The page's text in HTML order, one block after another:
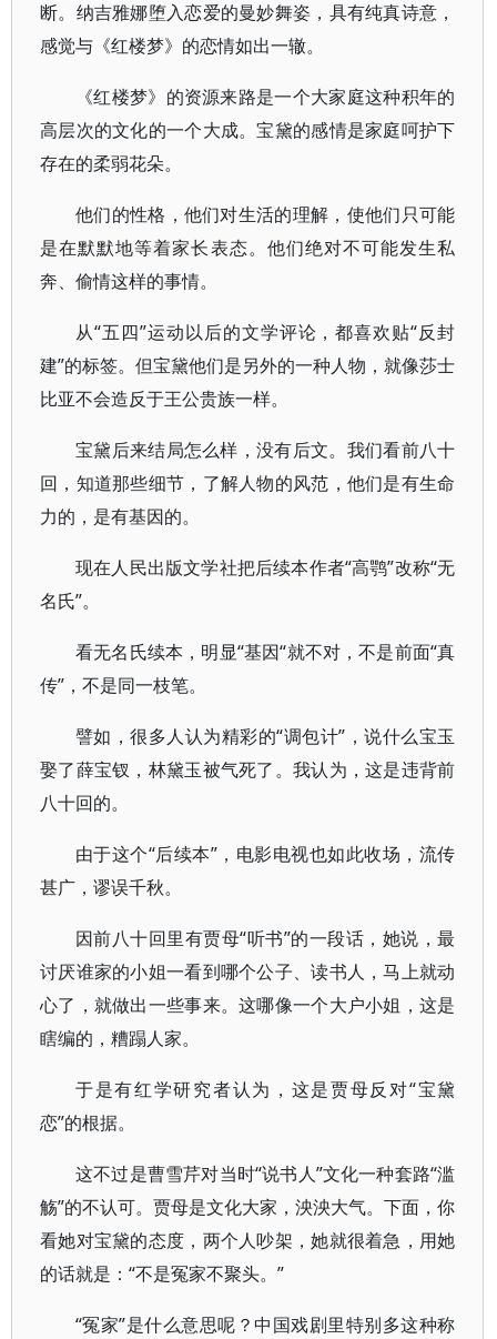
断。纳吉雅娜堕入恋爱的曼妙舞姿，具有纯真诗意，
感觉与《红楼梦》的恋情如出一辙。
《红楼梦》的资源来路是一个大家庭这种积年的
高层次的文化的一个大成。宝黛的感情是家庭呵护下
存在的柔弱花朵。
他们的性格，他们对生活的理解，使他们只可能
是在默默地等着家长表态。他们绝对不可能发生私
奔、偷情这样的事情。
从“五四”运动以后的文学评论，都喜欢贴“反封
建”的标签。但宝黛他们是另外的一种人物，就像莎士
比亚不会造反于王公贵族一样。
宝黛后来结局怎么样，没有后文。我们看前八十
回，知道那些细节，了解人物的风范，他们是有生命
力的，是有基因的。
现在人民出版文学社把后续本作者“高鹗”改称“无
名氏”。
看无名氏续本，明显“基因“就不对，不是前面“真
传”，不是同一枝笔。
譬如，很多人认为精彩的“调包计”，说什么宝玉
娶了薛宝钗，林黛玉被气死了。我认为，这是违背前
八十回的。
由于这个“后续本”，电影电视也如此收场，流传
甚广，谬误千秋。
因前八十回里有贾母“听书”的一段话，她说，最
讨厌谁家的小姐一看到哪个公子、读书人，马上就动
心了，就做出一些事来。这哪像一个大户小姐，这是
瞎编的，糟蹋人家。
于是有红学研究者认为，这是贾母反对“宝黛
恋”的根据。
这不过是曹雪芹对当时“说书人”文化一种套路“滥
觞”的不认可。贾母是文化大家，泱泱大气。下面，你
看她对宝黛的态度，两个人吵架，她就很着急，用她
的话就是：“不是冤家不聚头。”
“冤家”是什么意思呢？中国戏剧里特别多这种称